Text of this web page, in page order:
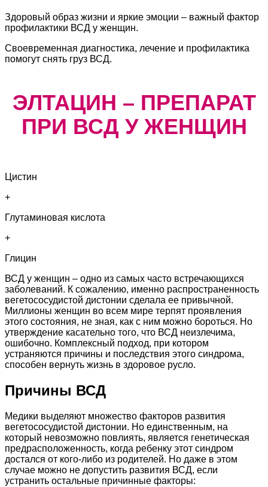
Здоровый образ жизни и яркие эмоции – важный фактор
профилактики ВСД у женщин.
Своевременная диагностика, лечение и профилактика
помогут снять груз ВСД.
ЭЛТАЦИН – ПРЕПАРАТ
ПРИ ВСД У ЖЕНЩИН
Цистин
+
Глутаминовая кислота
+
Глицин
ВСД у женщин – одно из самых часто встречающихся
заболеваний. К сожалению, именно распространенность
вегетососудистой дистонии сделала ее привычной.
Миллионы женщин во всем мире терпят проявления
этого состояния, не зная, как с ним можно бороться. Но
утверждение касательно того, что ВСД неизлечима,
ошибочно. Комплексный подход, при котором
устраняются причины и последствия этого синдрома,
способен вернуть жизнь в здоровое русло.
Причины ВСД
Медики выделяют множество факторов развития
вегетососудистой дистонии. Но единственным, на
который невозможно повлиять, является генетическая
предрасположенность, когда ребенку этот синдром
достался от кого-либо из родителей. Но даже в этом
случае можно не допустить развития ВСД, если
устранить остальные причинные факторы: